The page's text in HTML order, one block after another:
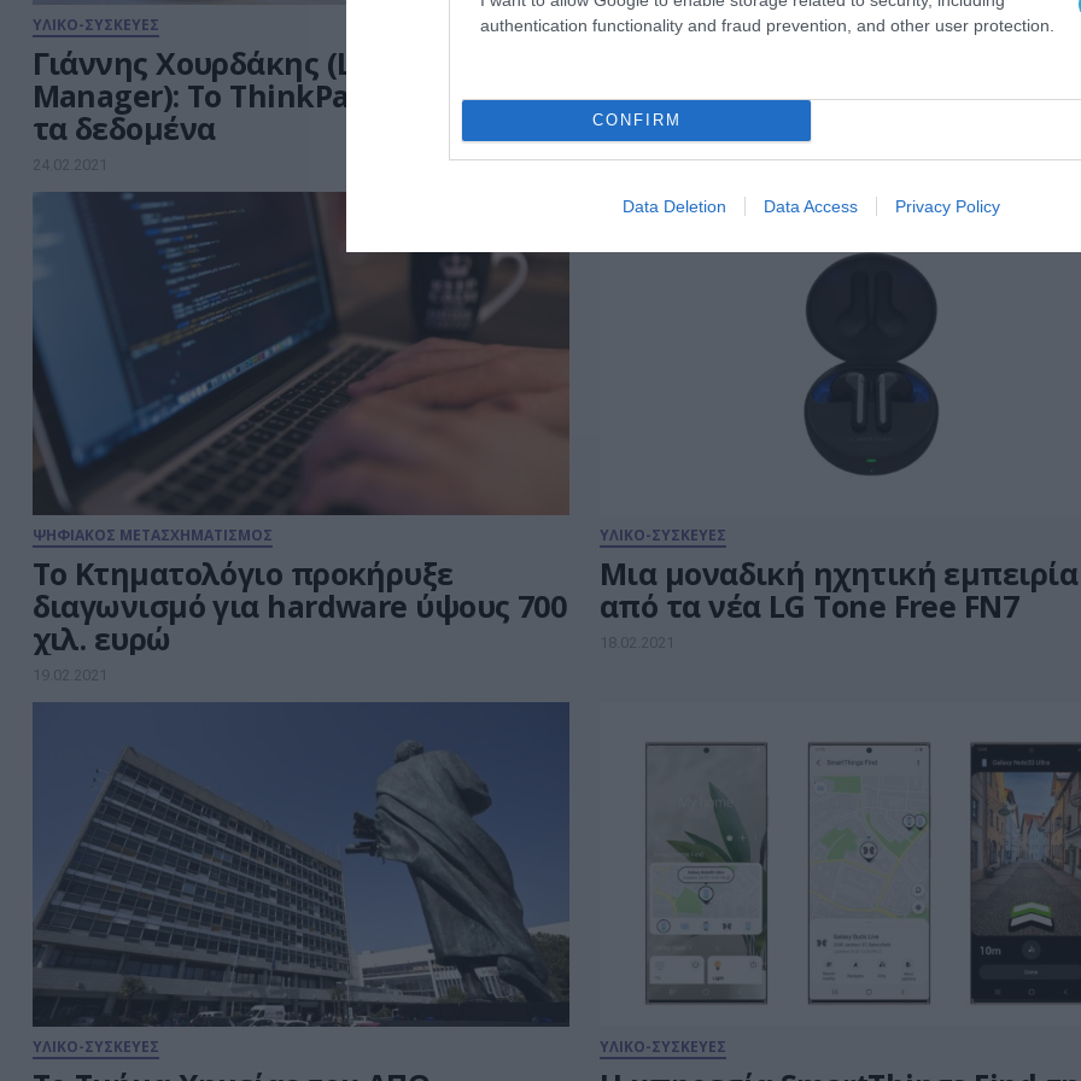
authentication functionality and fraud prevention, and other user protection.
CONFIRM
Data Deletion Data Access Privacy Policy
ΥΛΙΚΟ-ΣΥΣΚΕΥΕΣ
Γιάννης Χουρδάκης (Lenovo Sales
Μanager): Το ThinkPad X1 αλλάζει
τα δεδομένα
24.02.2021
ΥΛΙΚΟ-ΣΥΣΚΕΥΕΣ
υβριδική συμμετοχή άνοιξε η
στην Σανγκάη
23.02.2021
ΨΗΦΙΑΚΟΣ ΜΕΤΑΣΧΗΜΑΤΙΣΜΟΣ
Το Κτηματολόγιο προκήρυξε
διαγωνισμό για hardware ύψους 700
χιλ. ευρώ
19.02.2021
ΥΛΙΚΟ-ΣΥΣΚΕΥΕΣ
Μια μοναδική ηχητική εμπειρία
από τα νέα LG Tone Free FN7
18.02.2021
ΥΛΙΚΟ-ΣΥΣΚΕΥΕΣ ΥΛΙΚΟ-ΣΥΣΚΕΥΕΣ